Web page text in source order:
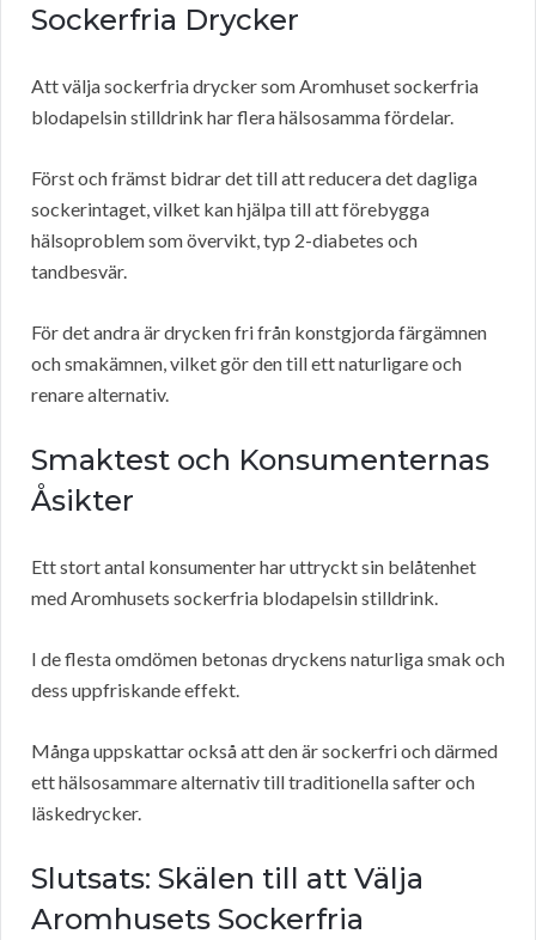
Sockerfria Drycker
Att välja sockerfria drycker som Aromhuset sockerfria
blodapelsin stilldrink har flera hälsosamma fördelar.
Först och främst bidrar det till att reducera det dagliga
sockerintaget, vilket kan hjälpa till att förebygga
hälsoproblem som övervikt, typ 2-diabetes och
tandbesvär.
För det andra är drycken fri från konstgjorda färgämnen
och smakämnen, vilket gör den till ett naturligare och
renare alternativ.
Smaktest och Konsumenternas
Åsikter
Ett stort antal konsumenter har uttryckt sin belåtenhet
med Aromhusets sockerfria blodapelsin stilldrink.
I de flesta omdömen betonas dryckens naturliga smak och
dess uppfriskande effekt.
Många uppskattar också att den är sockerfri och därmed
ett hälsosammare alternativ till traditionella safter och
läskedrycker.
Slutsats: Skälen till att Välja
Aromhusets Sockerfria